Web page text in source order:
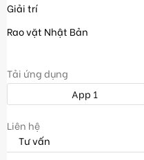
Giải trí
Rao vặt Nhật Bản
Tải ứng dụng
App 1
Liên hệ
Tư vấn